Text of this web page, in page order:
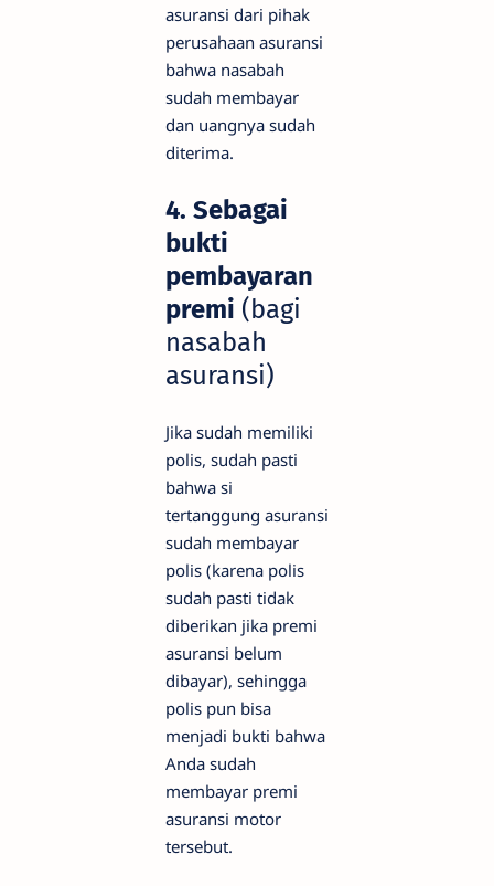
asuransi dari pihak
perusahaan asuransi
bahwa nasabah
sudah membayar
dan uangnya sudah
diterima.
4. Sebagai
bukti
pembayaran
premi (bagi
nasabah
asuransi)
Jika sudah memiliki
polis, sudah pasti
bahwa si
tertanggung asuransi
sudah membayar
polis (karena polis
sudah pasti tidak
diberikan jika premi
asuransi belum
dibayar), sehingga
polis pun bisa
menjadi bukti bahwa
Anda sudah
membayar premi
asuransi motor
tersebut.